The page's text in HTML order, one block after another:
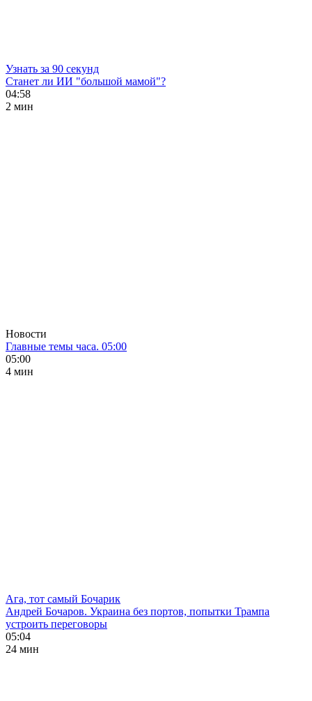
Узнать за 90 секунд
Станет ли ИИ "большой мамой"?
04:58
2 мин
Новости
Главные темы часа. 05:00
05:00
4 мин
Ага, тот самый Бочарик
Андрей Бочаров. Украина без портов, попытки Трампа
устроить переговоры
05:04
24 мин